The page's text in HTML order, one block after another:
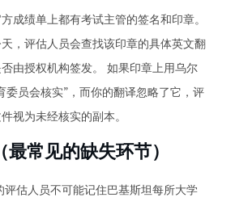
成绩单上都有考试主管的签名和印章。
，评估人员会查找该印章的具体英文翻
由授权机构签发。 如果印章上用乌尔
委员会核实”，而你的翻译忽略了它，评
视为未经核实的副本。
常见的缺失环节）
估人员不可能记住巴基斯坦每所大学